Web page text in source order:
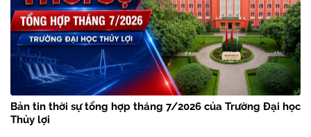
Bản tin thời sự tổng hợp tháng 7/2026 của Trường Đại học
Thủy lợi